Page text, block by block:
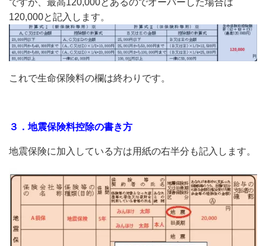
ですが、最高120,000とあるのでオーバーした場合は
120,000と記入します。
これで生命保険料の欄は終わりです。
３．地震保険料控除の書き方
地震保険に加入している方は用紙の右半分も記入します。